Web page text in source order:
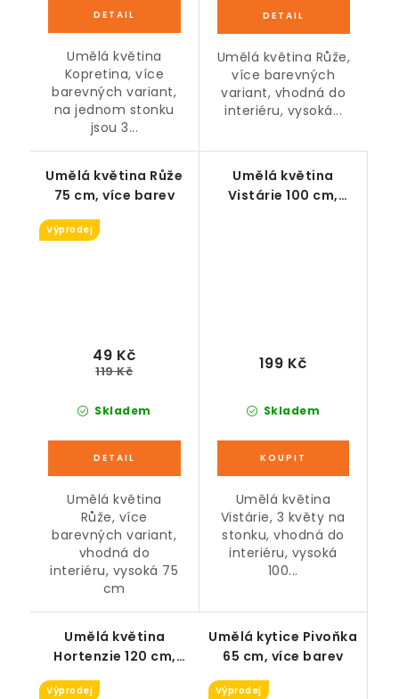
Umělá květina
Kopretina, více
barevných variant,
na jednom stonku
jsou 3...
Umělá květina Růže,
více barevných
variant, vhodná do
interiéru, vysoká...
Umělá květina Růže
75 cm, více barev
Výprodej
Skladem
49 Kč
119 Kč
Umělá květina
Růže, více
barevných variant,
vhodná do
interiéru, vysoká 75
cm
Umělá květina
Vistárie 100 cm,
Skladem
199 Kč
Umělá květina
Vistárie, 3 květy na
stonku, vhodná do
interiéru, vysoká
100...
Umělá květina
Hortenzie 120 cm,
více barev
Výprodej
Umělá kytice Pivoňka
65 cm, více barev
Výprodej